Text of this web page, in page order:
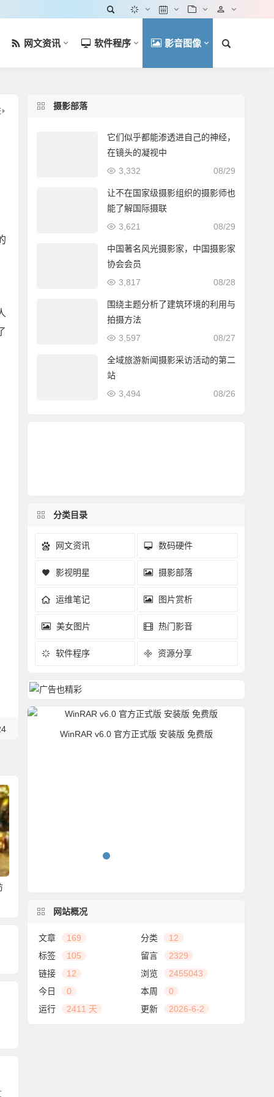
网文资讯 软件程序 影音图像
摄影部落
它们似乎都能渗透进自己的神经，
在镜头的凝视中
08/29
3,332
让不在国家级摄影组织的摄影师也
能了解国际摄联
08/29
3,621
中国著名风光摄影家，中国摄影家
协会会员
08/28
3,817
围绕主题分析了建筑环境的利用与
拍摄方法
08/27
3,597
全域旅游新闻摄影采访活动的第二
站
08/26
3,494
分类目录
网文资讯 数码硬件
影视明星 摄影部落
运维笔记 图片赏析
美女图片 热门影音
软件程序 资源分享
WinRAR v6.0 官方正式版 安装版 免费版
网站概况
文章 169 分类
12
标签
105 留言
2329
链接
12 浏览
2455043
今日
0 本周
0
运行
2411 天 更新 2026-6-2